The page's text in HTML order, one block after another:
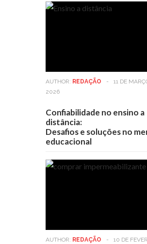
AUTHOR: REDAÇÃO -
11 DE
2026
Confiabilidade no ensino a
distância:
Desafios e soluções no
educacional
AUTHOR: REDAÇÃO -
10 DE